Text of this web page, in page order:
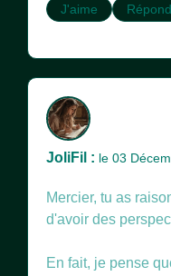
J'aime
JoliFil : le 03
Mercier, tu as
d'avoir des
En fait, je pense